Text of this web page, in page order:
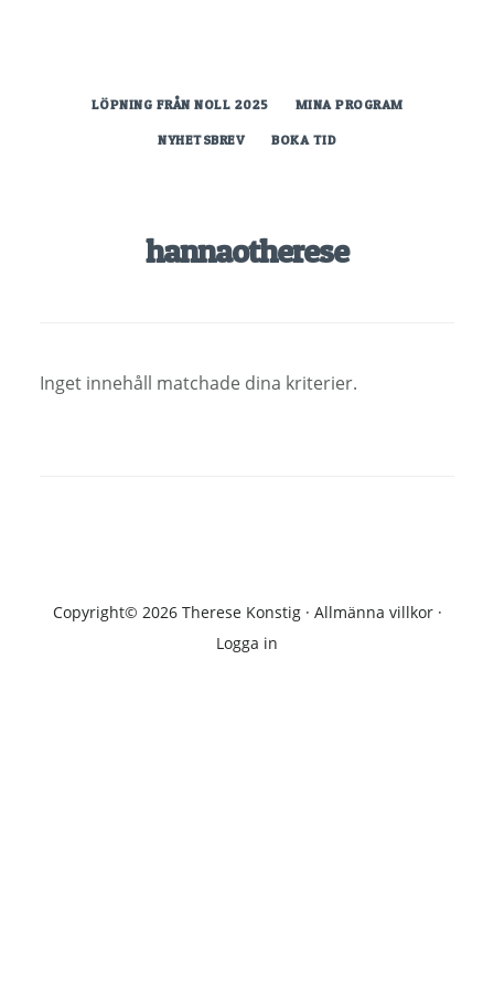
LÖPNING FRÅN NOLL 2025 MINA PROGRAM
NYHETSBREV BOKA TID
hannaotherese
Inget innehåll matchade dina kriterier.
Copyright© 2026 Therese Konstig · Allmänna villkor·
Logga in